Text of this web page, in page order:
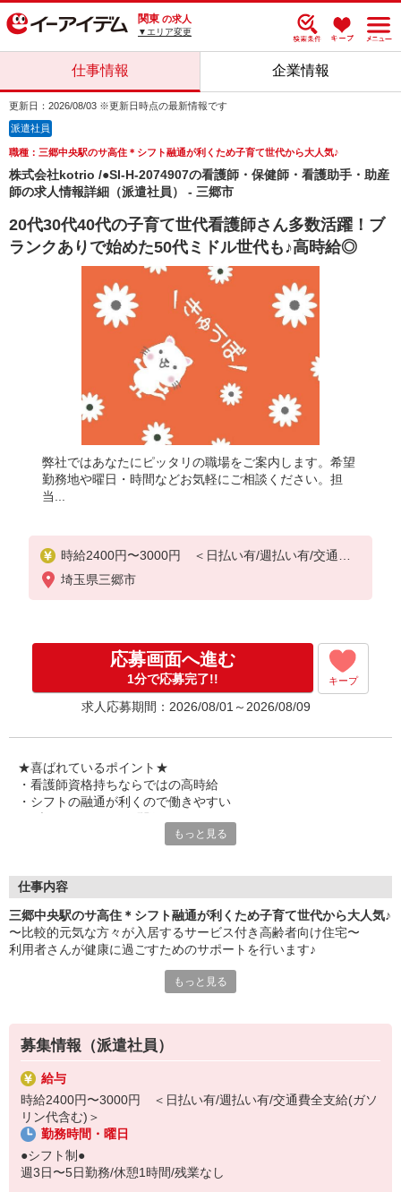
関東 の求人
▼エリア変更
仕事情報 企業情報
更新日：2026/08/03 ※更新日時点の最新情報です
派遣社員
職種：三郷中央駅のサ高住＊シフト融通が利くため子育て世代から大人気♪
株式会社kotrio /●SI-H-2074907の看護師・保健師・看護助手・助産
師の求人情報詳細（派遣社員） - 三郷市
20代30代40代の子育て世代看護師さん多数活躍！ブ
ランクありで始めた50代ミドル世代も♪高時給◎
弊社ではあなたにピッタリの職場をご案内します。希望
勤務地や曜日・時間などお気軽にご相談ください。担
当...
時給2400円〜3000円 ＜日払い有/週払い有/交通費
全支給(ガソリン代含む)＞
埼玉県三郷市
応募画面へ進む
1分で応募完了!! キープ
求人応募期間：2026/08/01～2026/08/09
★喜ばれているポイント★
・看護師資格持ちならではの高時給
・シフトの融通が利くので働きやすい
もっと見る
仕事内容
三郷中央駅のサ高住＊シフト融通が利くため子育て世代から大人気♪
〜比較的元気な方々が入居するサービス付き高齢者向け住宅〜
利用者さんが健康に過ごすためのサポートを行います♪
・バイタルチェック
・急病時の対応 など
最大の特徴は何といってもシフトの融通！
子育て中のスタッフに理解がある職場なので、子供の急な発熱など
があっても柔軟に対応できます◎
困ったときはお互い様。
スタッフ同士のコミュニケーションも円滑で働きやすさに定評あり
もっと見る
募集情報（派遣社員）
給与
時給2400円〜3000円 ＜日払い有/週払い有/交通費全支給(ガソ
リン代含む)＞
勤務時間・曜日
●シフト制●
週3日〜5日勤務/休憩1時間/残業なし